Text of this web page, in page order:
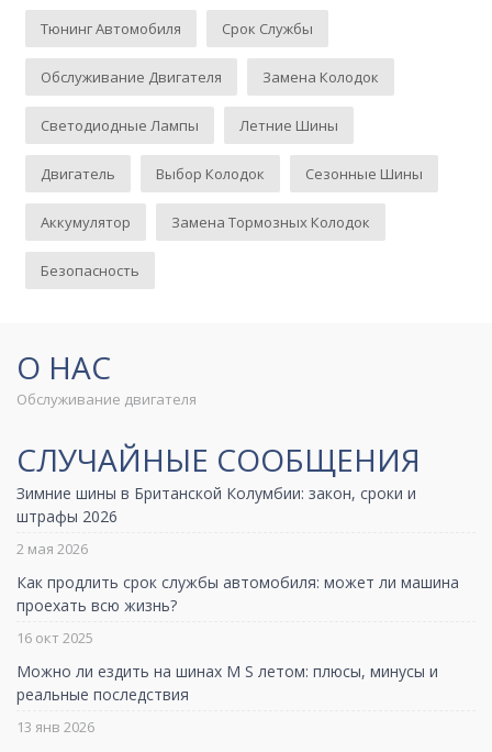
Тюнинг Автомобиля Срок Службы
Обслуживание Двигателя Замена Колодок
Светодиодные Лампы Летние Шины
Двигатель Выбор Колодок Сезонные Шины
Аккумулятор Замена Тормозных Колодок
Безопасность
О НАС
Обслуживание двигателя
СЛУЧАЙНЫЕ СООБЩЕНИЯ
Зимние шины в Британской Колумбии: закон, сроки и
штрафы 2026
2 мая 2026
Как продлить срок службы автомобиля: может ли машина
проехать всю жизнь?
16 окт 2025
Можно ли ездить на шинах M S летом: плюсы, минусы и
реальные последствия
13 янв 2026